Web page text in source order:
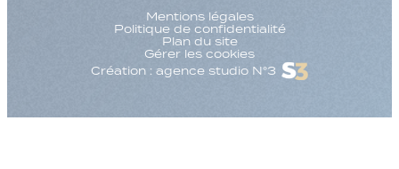
Mentions légales
Politique de confidentialité
Plan du site
Gérer les cookies
Création : agence studio N°3